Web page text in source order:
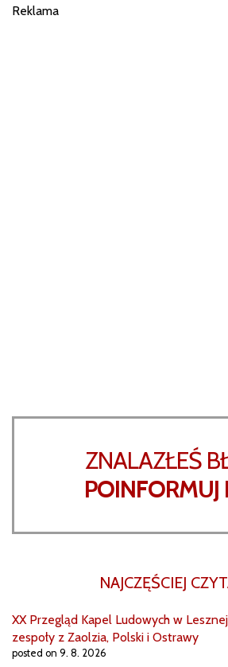
Reklama
ZNALAZŁEŚ
POINFORMUJ
NAJCZĘŚCIEJ
XX Przegląd Kapel Ludowych w
zespoły z Zaolzia, Polski i Ostrawy
posted on 9. 8. 2026